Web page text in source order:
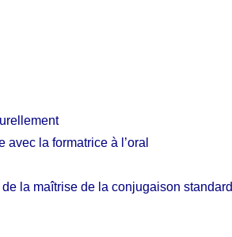
la formatrice à l’oral
la maîtrise de la conjugaison standard